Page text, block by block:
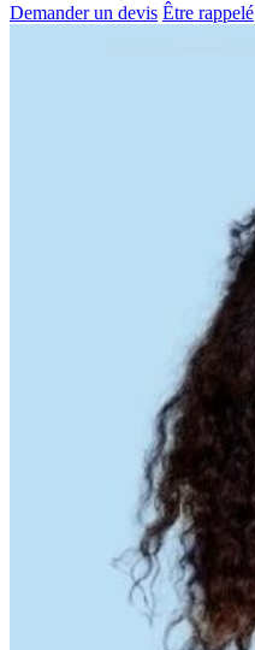
Demander un devis Être rappelé